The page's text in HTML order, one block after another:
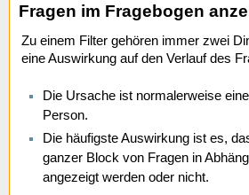
Fragen im Fragebogen
Zu einem Filter gehören immer zwei
eine Auswirkung auf den Verlauf des
Die Ursache ist normalerweise
Person.
Die häufigste Auswirkung ist es,
ganzer Block von Fragen in
angezeigt werden oder nicht.